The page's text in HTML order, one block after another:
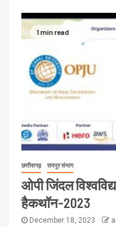
1 min read
छत्तीसगढ़ रायपुर संभाग
ओपी जिंदल
हैकथॉन-2023
December 18, 2023